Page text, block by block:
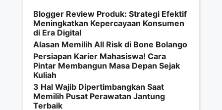
Blogger Review Produk: Strategi Efektif
Meningkatkan Kepercayaan Konsumen
di Era Digital
Alasan Memilih All Risk di Bone Bolango
Persiapan Karier Mahasiswa! Cara
Pintar Membangun Masa Depan Sejak
Kuliah
3 Hal Wajib Dipertimbangkan Saat
Memilih Pusat Perawatan Jantung
Terbaik